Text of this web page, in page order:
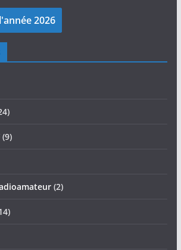
(9)
(2)